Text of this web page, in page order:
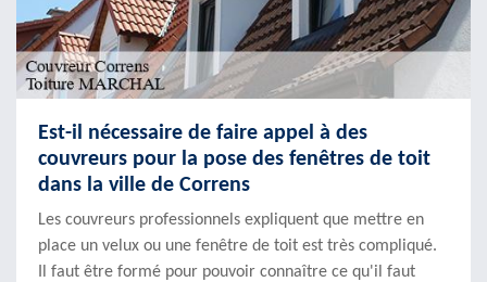
Est-il nécessaire de faire appel à des
couvreurs pour la pose des fenêtres de toit
dans la ville de Correns
Les couvreurs professionnels expliquent que mettre en
place un velux ou une fenêtre de toit est très compliqué.
Il faut être formé pour pouvoir connaître ce qu'il faut